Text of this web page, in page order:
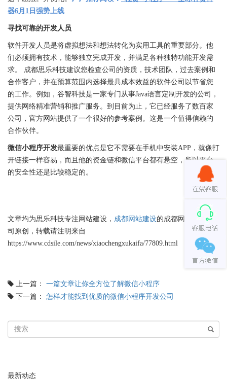
器6月1日强势上线
寻找可靠的开发人员
软件开发人员是将虚拟想法和想法转化为实用工具的重要部分。他
们必须拥有技术，能够独立完成开发，并满足各种独特功能开发需
求。 成都思乐科技建议您检查公司的资质，技术团队，过去案例和
合作客户，并在预算范围内选择最具成本效益的软件公司以节省您
的工作。例如，谷智科技是一家专门从事Java语言定制开发的公司，
提供网络精准营销和推广服务。到目前为止，它已经服务了数百家
公司，官方网站提供了一个很好的参考案例。这是一个值得信赖的
合作伙伴。
微信小程序开发最重要的优点是它不需要在手机中安装APP，就像打
开链接一样容易，而且他的资金链和微信平台都有悬空，所以平台
的安全性还是比较稳定的。
文章均为思乐科技专注网站建设， 成都网站建设的成都网站建设公
司原创，转载请注明来自
https://www.cdsile.com/news/xiaochengxukaifa/77809.html
上一篇： 一篇文章让你全方位了解微信小程序
下一篇： 怎样才能找到优质的微信小程序开发公司
最新动态